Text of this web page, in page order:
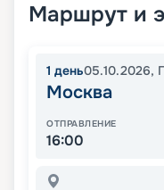
Маршрут и
1 день05.10.2026,
Москва
ОТПРАВЛЕНИЕ
16:00